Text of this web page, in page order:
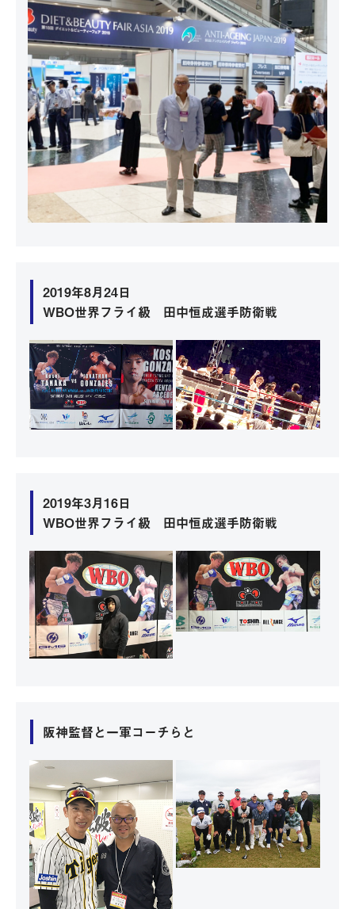
2019年8月24日
WBO世界フライ級 田中恒成選手防衛戦
2019年3月16日
WBO世界フライ級 田中恒成選手防衛戦
阪神監督と一軍コーチらと